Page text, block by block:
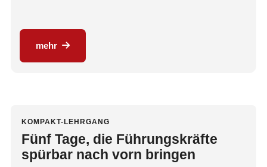
mehr
KOMPAKT-LEHRGANG
Fünf Tage, die Führungskräfte
spürbar nach vorn bringen